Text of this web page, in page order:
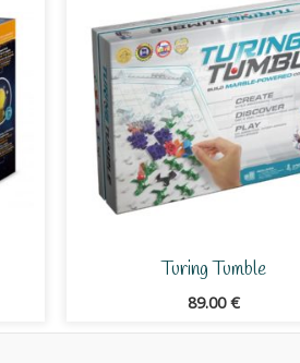
Turing Tumble
89.00€